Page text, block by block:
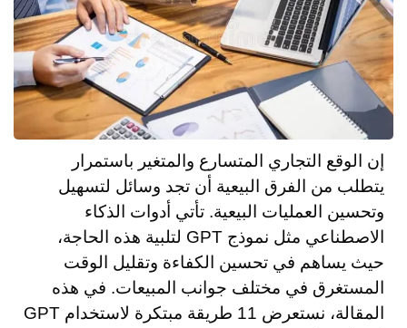
إن الوقع التجاري المتسارع والمتغير باستمرار
يتطلب من الفرق البيعية أن تجد وسائل لتسهيل
وتحسين العمليات البيعية. تأتي أدوات الذكاء
الاصطناعي مثل نموذج GPT لتلبية هذه الحاجة،
حيث يساهم في تحسين الكفاءة وتقليل الوقت
المستغرق في مختلف جوانب المبيعات. في هذه
المقالة، نستعرض 11 طريقة مبتكرة لاستخدام GPT